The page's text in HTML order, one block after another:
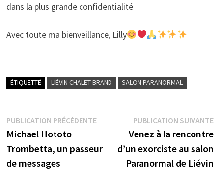
dans la plus grande confidentialité
Avec toute ma bienveillance, Lilly
ÉTIQUETTÉ LIÉVIN CHALET BRAND SALON PARANORMAL
Navigation
de
l’article
PUBLICATION PRÉCÉDENTEPublication
précédente :
Michael Hototo
Trombetta, un passeur
de messages
PUBLICATION SUIVANTE
Venez à la rencontre
d’un exorciste au salon
Paranormal de Liévin